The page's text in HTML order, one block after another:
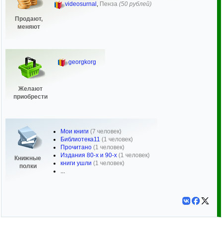
Продают,
меняют
videosurnal , Пенза (50 рублей)
Желают
приобрести
georgkorg
Книжные
полки
Мои книги (7 человек)
Библиотека11 (1 человек)
Прочитано (1 человек)
Издания 80-х и 90-х (1 человек)
книги ушли (1 человек)
...